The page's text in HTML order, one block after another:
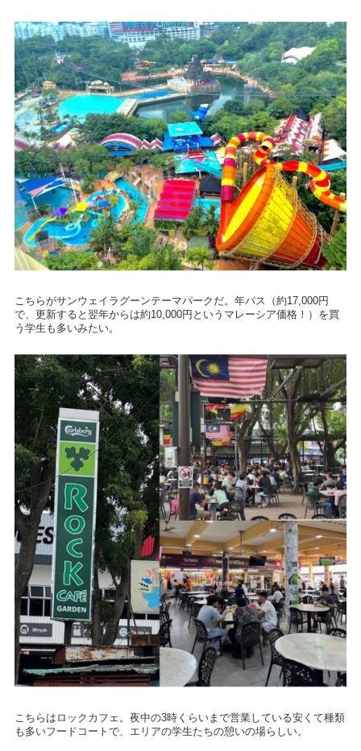
こちらがサンウェイラグーンテーマパークだ。年パス（約17,000円
で、更新すると翌年からは約10,000円というマレーシア価格！）を買
う学生も多いみたい。
こちらはロックカフェ。夜中の3時くらいまで営業している安くて種類
も多いフードコートで、エリアの学生たちの憩いの場らしい。